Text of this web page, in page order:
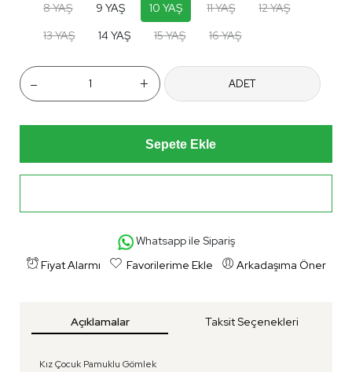
8 YAŞ
9 YAŞ 10 YAŞ 11 YAŞ
12 YAŞ
13 YAŞ
14 YAŞ 15 YAŞ 16 YAŞ
- + ADET
Sepete Ekle
Whatsapp ile Sipariş
Fiyat Alarmı
Favorilerime Ekle Arkadaşıma Öner
Açıklamalar Taksit Seçenekleri
Kız Çocuk Pamuklu Gömlek